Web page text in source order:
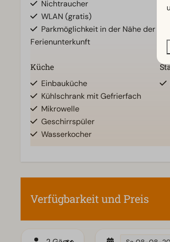
Nichtraucher
WLAN (gratis)
Parkmöglichkeit in der Nähe der
Ferienunterkunft
Küche
Einbauküche
Kühlschrank mit Gefrierfach
Mikrowelle
Geschirrspüler
Wasserkocher
Ebenerdig
Verfügbarkeit und Preis